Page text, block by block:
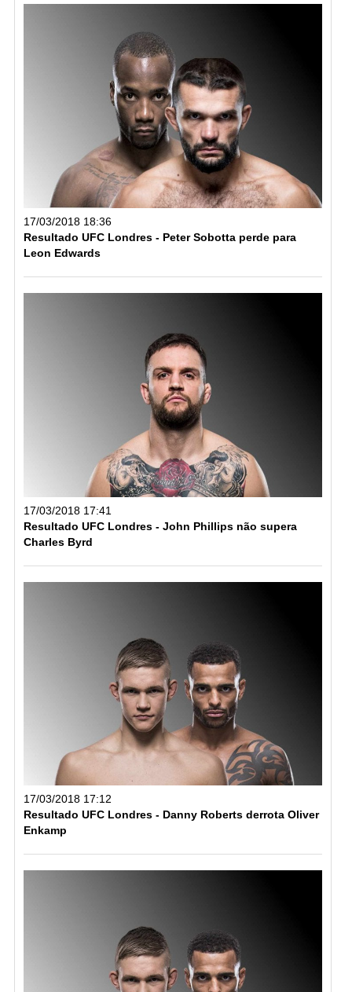
17/03/2018 18:36
Resultado UFC Londres - Peter Sobotta perde para
Leon Edwards
17/03/2018 17:41
Resultado UFC Londres - John Phillips não supera
Charles Byrd
17/03/2018 17:12
Resultado UFC Londres - Danny Roberts derrota Oliver
Enkamp